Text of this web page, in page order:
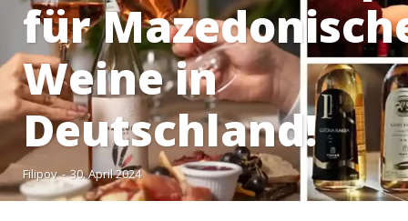
für
Weine in
Deutschland!
Filipov - 30. April 2024